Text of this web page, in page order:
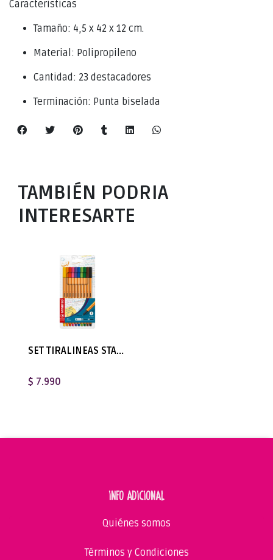
Caracteristicas
Tamaño: 4,5 x 42 x 12 cm.
Material: Polipropileno
Cantidad: 23 destacadores
Terminación: Punta biselada
TAMBIÉN PODRIA
INTERESARTE
SET TIRALINEAS STABILO POINT 88 - 10 COLORES F 0.4MM
$ 7.990
INFO ADICIONAL
Quiénes somos
Términos y Condiciones